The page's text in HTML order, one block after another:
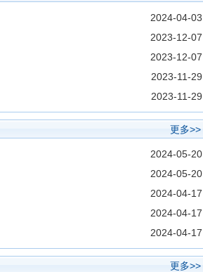
2024-04-03
2023-12-07
2023-12-07
2023-11-29
2023-11-29
更多>>
2024-05-20
2024-05-20
2024-04-17
2024-04-17
2024-04-17
更多>>